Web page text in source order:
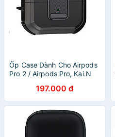
Ốp Case Dành Cho Airpods
Pro 2 / Airpods Pro, Kai.N
Khóa Siêu Xịn - Hàng Chính
Hãng
197.000 đ